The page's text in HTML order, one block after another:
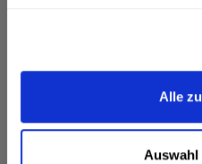
Alle
Auswahl
Sehr gerne senden wir
Ricard wird in den
Orten und Postleitzahl-